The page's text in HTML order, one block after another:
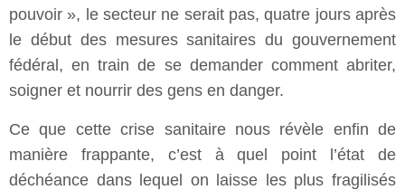
pouvoir », le secteur ne serait pas, quatre jours après
le début des mesures sanitaires du gouvernement
fédéral, en train de se demander comment abriter,
soigner et nourrir des gens en danger.
Ce que cette crise sanitaire nous révèle enfin de
manière frappante, c’est à quel point l’état de
déchéance dans lequel on laisse les plus fragilisés